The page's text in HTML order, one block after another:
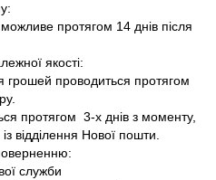
протягом 14 днів після
якості:
проводиться протягом
протягом 3-х днів з моменту,
відділення Нової пошти.
служби